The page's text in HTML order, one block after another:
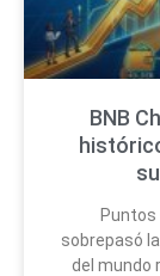
BNB
Puntos
sobrepasó
del mundo